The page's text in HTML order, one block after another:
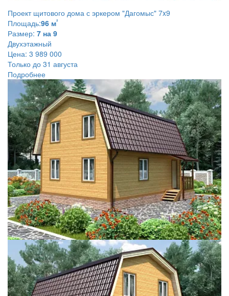
Проект щитового дома с эркером "Дагомыс" 7x9
Площадь:96 м²
Размер: 7 на 9
Двухэтажный
Цена: 3 989 000
Только до 31 августа
Подробнее